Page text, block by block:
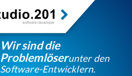
Wir sind die
Problemlöserunter den
Software-Entwicklern.